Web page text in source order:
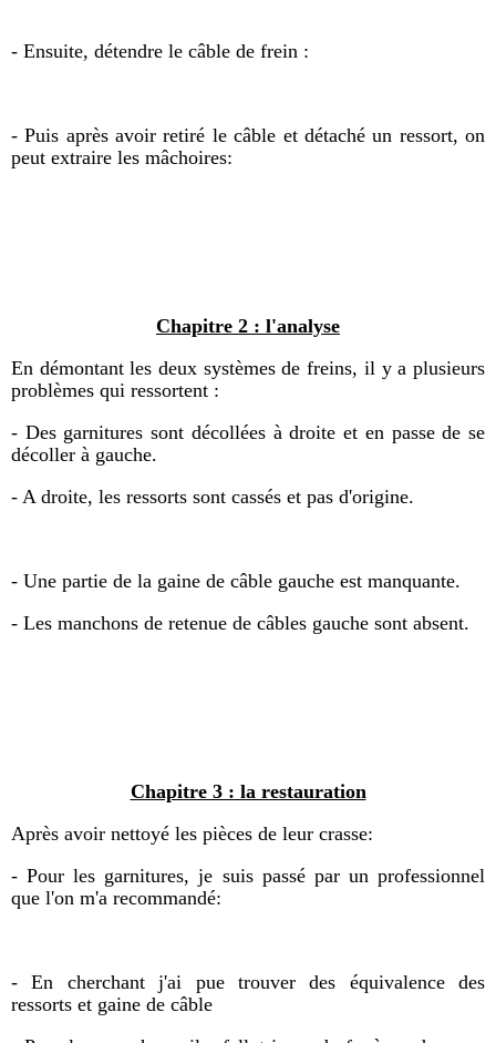
- Ensuite, détendre le câble de frein :
- Puis après avoir retiré le câble et détaché un ressort, on
peut extraire les mâchoires:
Chapitre 2 : l'analyse
En démontant les deux systèmes de freins, il y a plusieurs
problèmes qui ressortent :
- Des garnitures sont décollées à droite et en passe de se
décoller à gauche.
- A droite, les ressorts sont cassés et pas d'origine.
- Une partie de la gaine de câble gauche est manquante.
- Les manchons de retenue de câbles gauche sont absent.
Chapitre 3 : la restauration
Après avoir nettoyé les pièces de leur crasse:
- Pour les garnitures, je suis passé par un professionnel
que l'on m'a recommandé:
- En cherchant j'ai pue trouver des équivalence des
ressorts et gaine de câble